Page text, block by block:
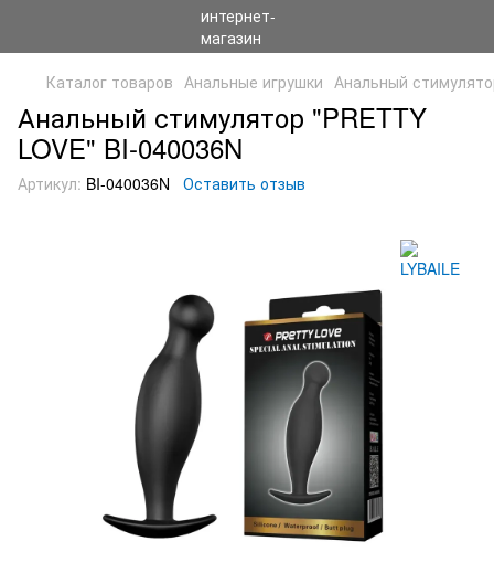
Каталог товаров Анальные игрушки Анальный
Анальный стимулятор "PRETTY
LOVE" BI-040036N
Артикул: BI-040036N Оставить отзыв